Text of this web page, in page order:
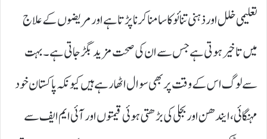
تعلیمی خلل اور ذہنی تنائو کا سامنا کرنا پڑتا ہے اور مریضوں کے علاج
میں تاخیر ہوتی ہے جس سے ان کی صحت مزید بگڑ جاتی ہے۔ بہت
سے لوگ اس کے وقت پر بھی سوال اٹھا رہے ہیں کیونکہ پاکستان خود
مہنگائی، ایندھن اور بجلی کی بڑھتی ہوئی قیمتوں اور آئی ایم ایف سے